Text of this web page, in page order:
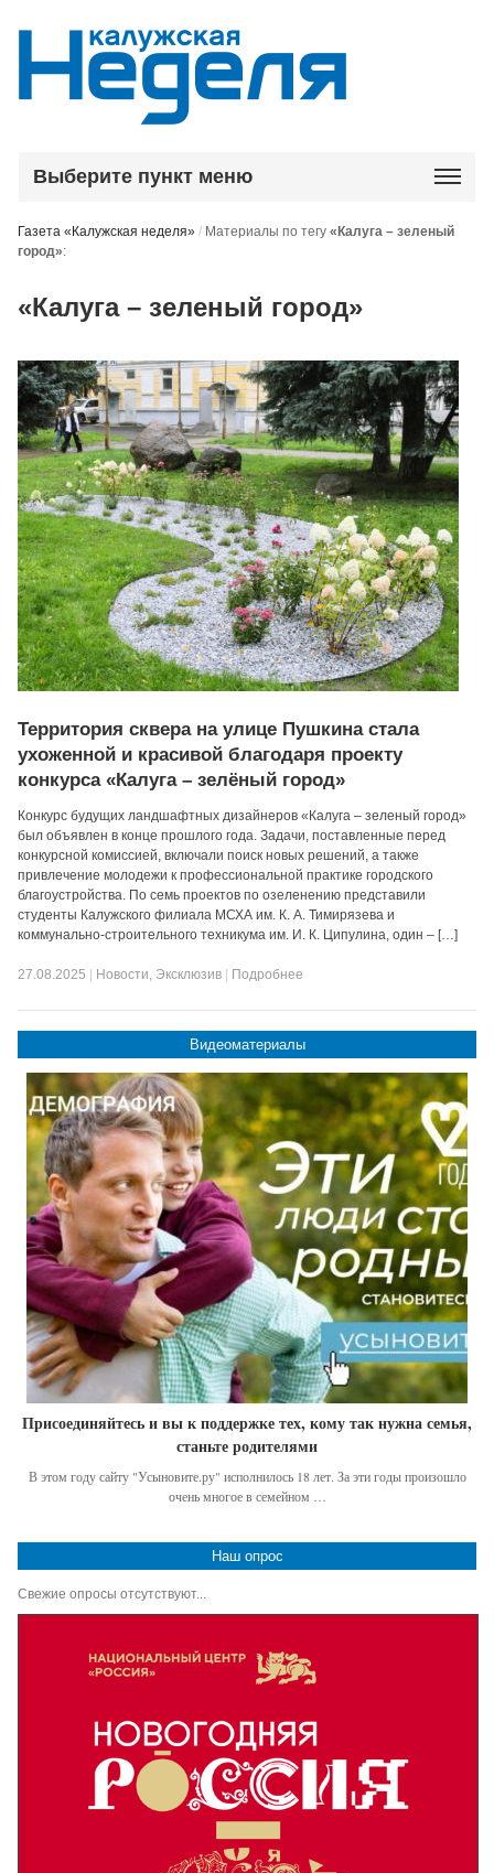
Выберите пункт меню
Газета «Калужская неделя» / Материалы по тегу«Калуга – зеленый
город»:
«Калуга – зеленый город»
Территория сквера на улице Пушкина стала
ухоженной и красивой благодаря проекту
конкурса «Калуга – зелёный город»
Конкурс будущих ландшафтных дизайнеров «Калуга – зеленый город»
был объявлен в конце прошлого года. Задачи, поставленные перед
конкурсной комиссией, включали поиск новых решений, а также
привлечение молодежи к профессиональной практике городского
благоустройства. По семь проектов по озеленению представили
студенты Калужского филиала МСХА им. К. А. Тимирязева и
коммунально-строительного техникума им. И. К. Ципулина, один – […]
27.08.2025 Новости, Эксклюзив Подробнее
Видеоматериалы
Присоединяйтесь и вы к поддержке тех, кому так нужна семья,
станьте родителями
В этом году сайту "Усыновите.ру" исполнилось 18 лет. За эти годы произошло
очень многое в семейном …
Наш опрос
Свежие опросы отсутствуют...